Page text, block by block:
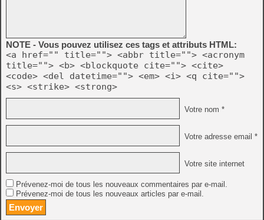
NOTE - Vous pouvez utilisez ces tags et attributs HTML:
<a href="" title=""> <abbr title=""> <acronym
title=""> <b> <blockquote cite=""> <cite>
<code> <del datetime=""> <em> <i> <q cite="">
<s> <strike> <strong>
Votre nom *
Votre adresse email *
Votre site internet
Prévenez-moi de tous les nouveaux commentaires par e-mail.
Prévenez-moi de tous les nouveaux articles par e-mail.